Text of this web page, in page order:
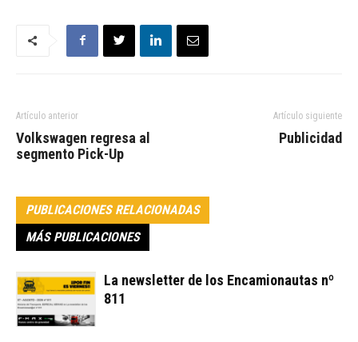
Artículo anterior
Volkswagen regresa al
segmento Pick-Up
Artículo siguiente
Publicidad
PUBLICACIONES RELACIONADAS
MÁS PUBLICACIONES
La newsletter de los Encamionautas nº
811